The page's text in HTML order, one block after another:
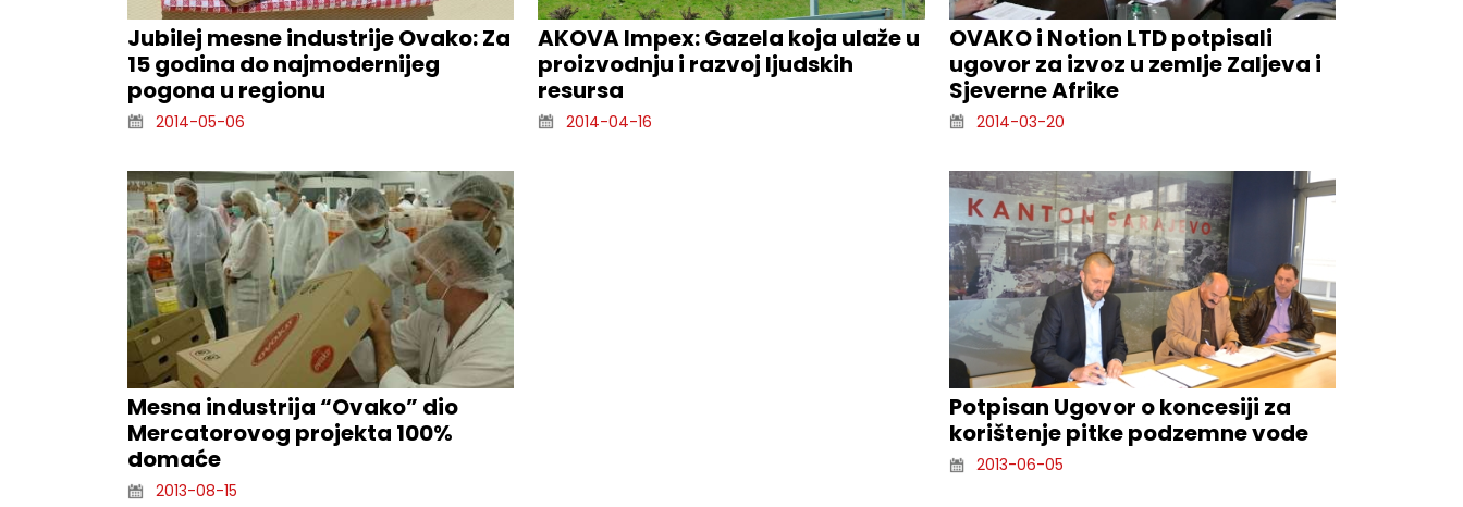
Jubilej mesne industrije Ovako: Za
15 godina do najmodernijeg
pogona u regionu
2014-05-06
AKOVA Impex: Gazela koja ulaže u
proizvodnju i razvoj ljudskih
resursa
2014-04-16
OVAKO i Notion LTD potpisali
ugovor za izvoz u zemlje Zaljeva i
Sjeverne Afrike
2014-03-20
Mesna industrija “Ovako” dio
Mercatorovog projekta 100%
domaće
2013-08-15
Potpisan Ugovor o koncesiji za
korištenje pitke podzemne vode
2013-06-05